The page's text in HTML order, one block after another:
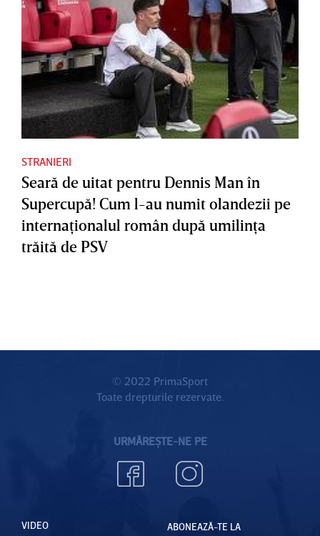
STRANIERI
Seară de uitat pentru Dennis Man în
Supercupă! Cum l-au numit olandezii pe
internaţionalul român după umilinţa
trăită de PSV
© 2022 PrimaSport
Toate drepturile rezervate.
URMĂREȘTE-NE PE
VIDEO
ABONEAZĂ-TE LA